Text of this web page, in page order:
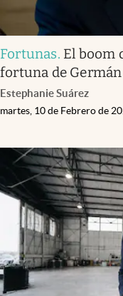
Fortunas. El boom
fortuna de
Estephanie Suárez
martes, 10 de Febrero de